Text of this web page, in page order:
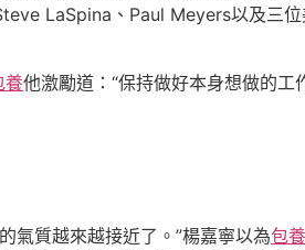
LaSpina、Paul Meyers以及三
養他激勵道：“保持做好本身想做的工
質越來越接近了。”楊嘉寧以為包養